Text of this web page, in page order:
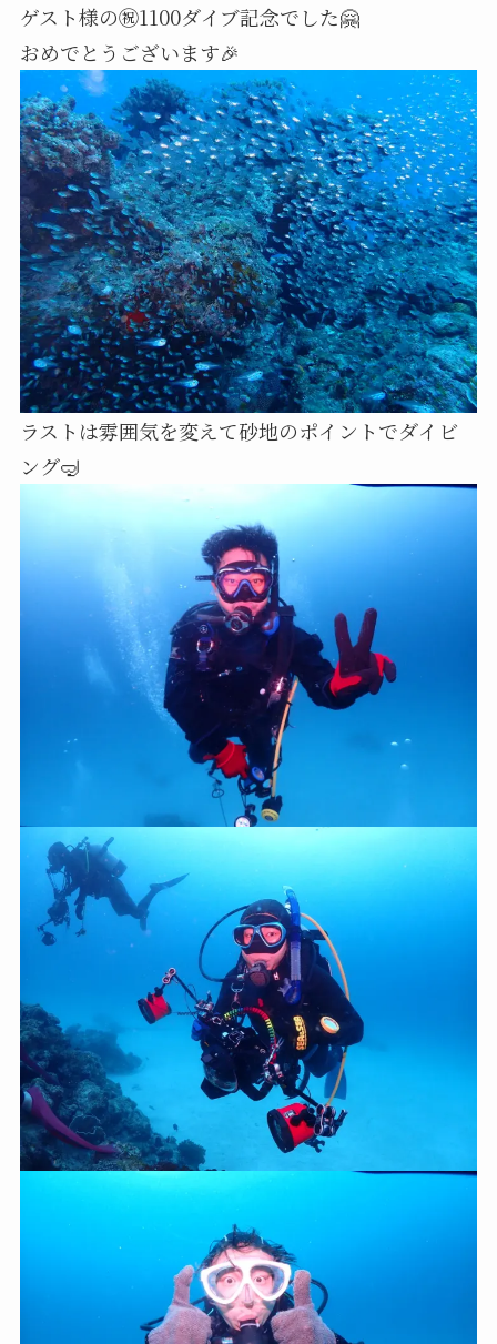
ゲスト様の㊗️1100ダイブ記念でした🤗
おめでとうございます🎉
ラストは雰囲気を変えて砂地のポイントでダイビ
ング🤿